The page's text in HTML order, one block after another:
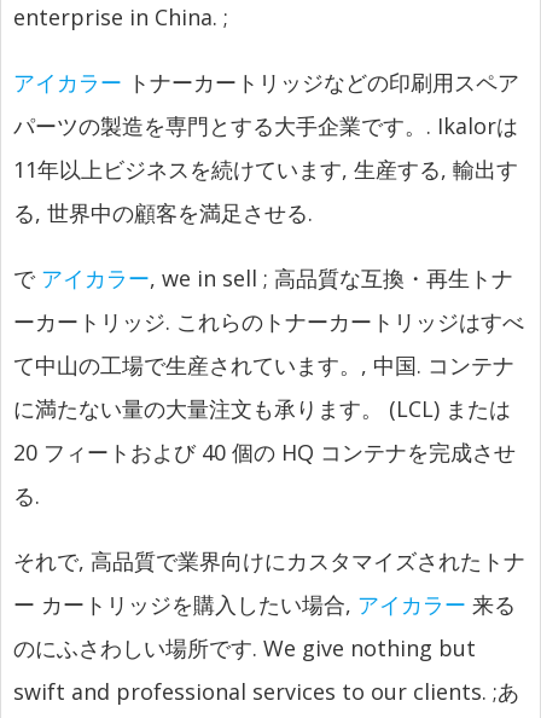
enterprise in China. ;
アイカラー トナーカートリッジなどの印刷用スペア
パーツの製造を専門とする大手企業です。. Ikalorは
11年以上ビジネスを続けています, 生産する, 輸出す
る, 世界中の顧客を満足させる.
で アイカラー, we in sell ; 高品質な互換・再生トナ
ーカートリッジ. これらのトナーカートリッジはすべ
て中山の工場で生産されています。, 中国. コンテナ
に満たない量の大量注文も承ります。 (LCL) または
20 フィートおよび 40 個の HQ コンテナを完成させ
る.
それで, 高品質で業界向けにカスタマイズされたトナ
ー カートリッジを購入したい場合, アイカラー 来る
のにふさわしい場所です. We give nothing but
swift and professional services to our clients. ;あ